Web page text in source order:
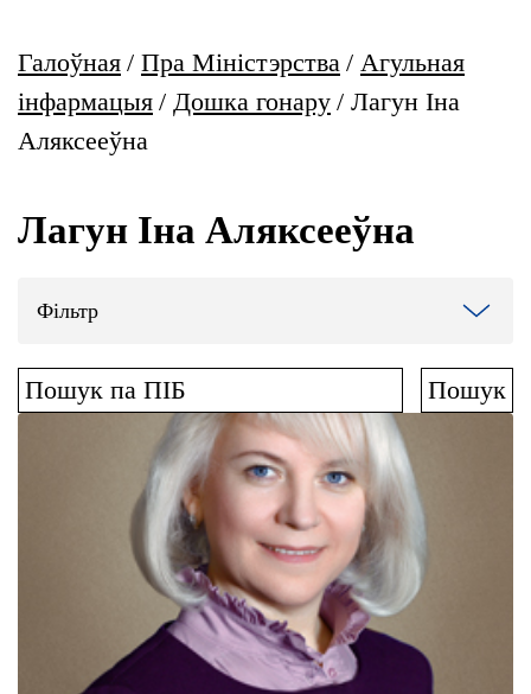
Галоўная / Пра Міністэрства / Агульная
інфармацыя / Дошка гонару / Лагун Іна
Аляксееўна
Лагун Іна Аляксееўна
Фільтр